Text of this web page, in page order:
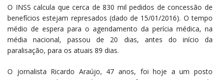
O INSS calcula que cerca de 830 mil pedidos de concessão de
benefícios estejam represados (dado de 15/01/2016). O tempo
médio de espera para o agendamento da perícia médica, na
média nacional, passou de 20 dias, antes do início da
paralisação, para os atuais 89 dias.
O jornalista Ricardo Araújo, 47 anos, foi hoje a um posto